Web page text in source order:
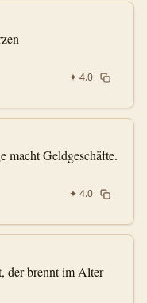
✦ 4.0
macht Geldgeschäfte.
✦ 4.0
der brennt im Alter